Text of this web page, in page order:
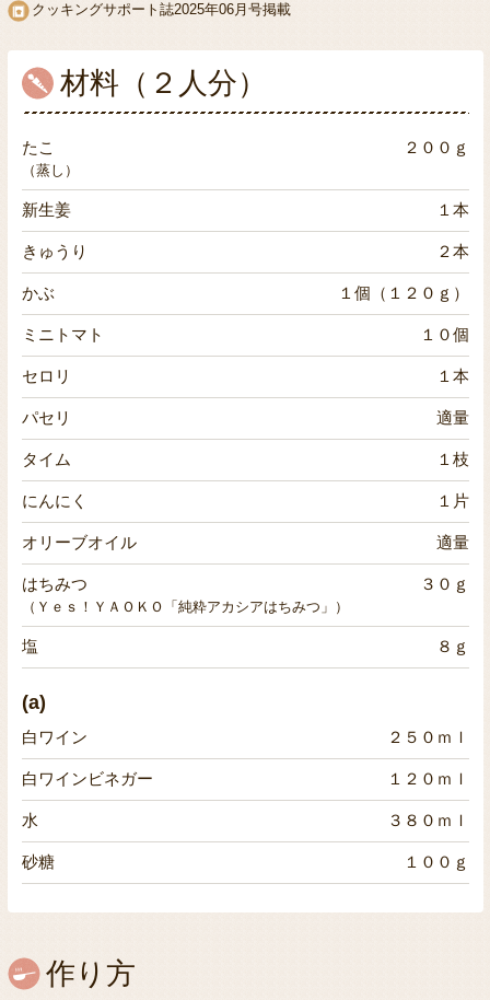
クッキングサポート誌2025年06月号掲載
材料（２人分）
たこ ２００ｇ
（蒸し）
新生姜 １本
きゅうり ２本
かぶ １個（１２０ｇ）
ミニトマト １０個
セロリ １本
パセリ 適量
タイム １枝
にんにく １片
オリーブオイル 適量
はちみつ ３０ｇ
（Ｙｅｓ！ＹＡＯＫＯ「純粋アカシアはちみつ」）
塩 ８ｇ
(a)
白ワイン ２５０ｍｌ
白ワインビネガー １２０ｍｌ
水 ３８０ｍｌ
砂糖 １００ｇ
作り方